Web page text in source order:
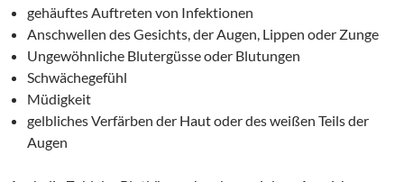
gehäuftes Auftreten von Infektionen
Anschwellen des Gesichts, der Augen, Lippen oder Zunge
Ungewöhnliche Blutergüsse oder Blutungen
Schwächegefühl
Müdigkeit
gelbliches Verfärben der Haut oder des weißen Teils der
Augen